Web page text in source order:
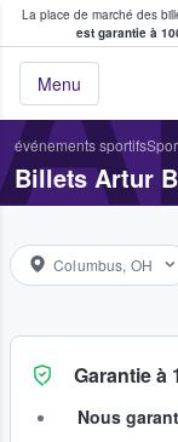
La place de marché des
est garantie à
Menu
fans
événements sportifs
Billets Artur
Columbus, OH
Garantie à
Nous